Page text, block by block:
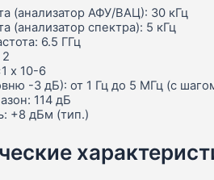
(анализатор АФУ/ВАЦ): 30 кГц
(анализатор спектра): 5 кГц
6.5 ГГц
х 10-6
-3 дБ): от 1 Гц до 5 МГц (с
114 дБ
+8 дБм (тип.)